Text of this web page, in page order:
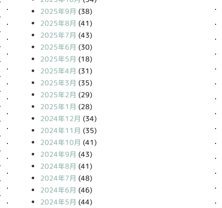
2025年9月 (38)
2025年8月 (41)
2025年7月 (43)
2025年6月 (30)
2025年5月 (18)
2025年4月 (31)
2025年3月 (35)
2025年2月 (29)
2025年1月 (28)
2024年12月 (34)
2024年11月 (35)
2024年10月 (41)
2024年9月 (43)
2024年8月 (41)
2024年7月 (48)
2024年6月 (46)
2024年5月 (44)